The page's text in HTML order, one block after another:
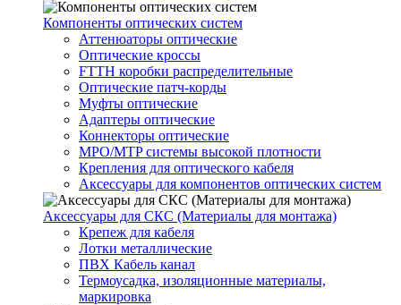
Компоненты оптических систем
Аттенюаторы оптические
Оптические кроссы
FTTH коробки распределительные
Оптические патч-корды
Муфты оптические
Адаптеры оптические
Коннекторы оптические
MPO/MTP системы высокой плотности
Крепления для оптического кабеля
Аксессуары для компонентов оптических систем
Аксессуары для СКС (Материалы для монтажа)
Крепеж для кабеля
Лотки металлические
ПВХ Кабель канал
Термоусадка, изоляционные материалы,
маркировка